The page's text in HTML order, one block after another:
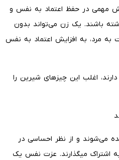
مهمی در حفظ اعتماد به نفس و
باشند. یک زن می‌تواند بدون
به مرد، به افزایش اعتماد به نفس
اغلب این چیزهای شیرین را
می‌شوند و از نظر احساسی در
اشتراک میگذارند. عزت نفس یک